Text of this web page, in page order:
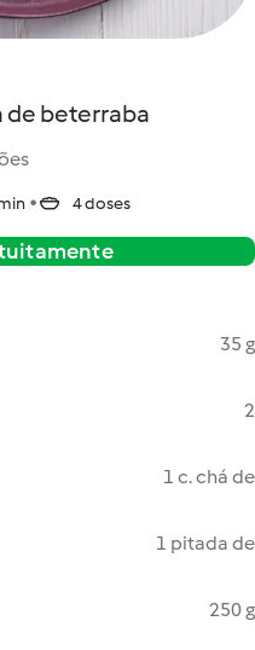
de beterraba
4 doses
35 g
2
1 c. chá de
1 pitada de
250 g